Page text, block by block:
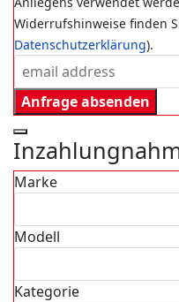
Widerrufshinweise finden
Datenschutzerklärung).
Anfrage absenden
Marke
Modell
Kategorie